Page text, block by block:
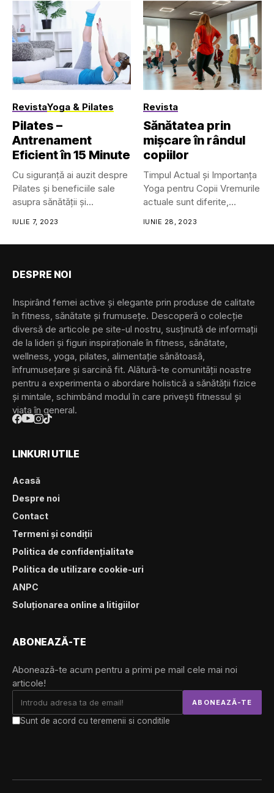
RevistaYoga & Pilates
Pilates –
Antrenament
Eficient în 15 Minute
Cu siguranță ai auzit despre
Pilates și beneficiile sale
asupra sănătății și...
IULIE 7, 2023
Revista
Sănătatea prin
mișcare în rândul
copiilor
Timpul Actual și Importanța
Yoga pentru Copii Vremurile
actuale sunt diferite,
IUNIE 28, 2023
DESPRE NOI
Inspirând femei active și elegante prin produse de calitate
în fitness, sănătate și frumusețe. Descoperă o colecție
diversă de articole pe site-ul nostru, susținută de informații
de la lideri și figuri inspiraționale în fitness, sănătate,
wellness, yoga, pilates, alimentație sănătoasă,
înfrumusețare și sarcină fit. Alătură-te comunității noastre
pentru a experimenta o abordare holistică a sănătății fizice
și mintale, schimbând modul în care privești fitnessul și
viața în general.
LINKURI UTILE
Acasă
Despre noi
Contact
Termeni și condiții
Politica de confidențialitate
Politica de utilizare cookie-uri
ANPC
Soluționarea online a litigiilor
ABONEAZĂ-TE
Abonează-te acum pentru a primi pe mail cele mai noi
articole!
Sunt de acord cu teremenii si conditile